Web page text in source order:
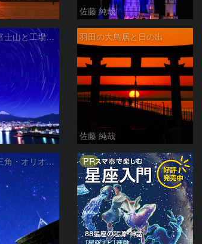
佐藤 純哉
田子の浦から富士山と工場夜景と北天の日周運動 静岡県富士市 羽田の大鳥居と日の出
佐藤 純哉
木星と冬の大三角・オリオン座と、さくら宇宙公園のパラボラアンテナ PR